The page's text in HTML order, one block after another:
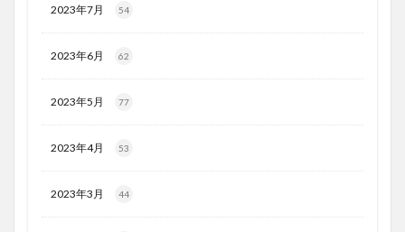
2023年7月 54
2023年6月 62
2023年5月 77
2023年4月 53
2023年3月 44